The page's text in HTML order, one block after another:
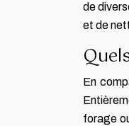
de
et de
En
forage